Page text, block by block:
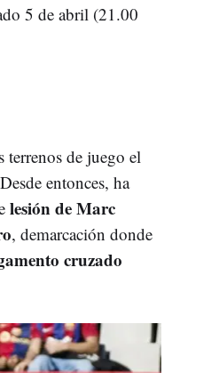
5 de abril (21.00
terrenos de juego el
entonces, ha
lesión de Marc
, demarcación donde
cruzado